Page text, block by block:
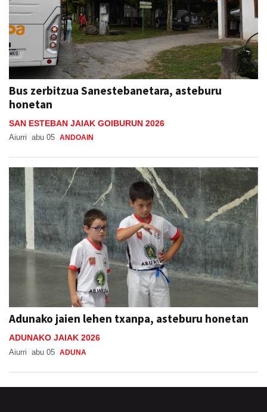
Bus zerbitzua Sanestebanetara, asteburu
honetan
SAN ESTEBAN JAIAK GOIBURUN 2026
Aiurri abu 05 ANDOAIN
Adunako jaien lehen txanpa, asteburu honetan
ADUNAKO JAIAK 2026
Aiurri abu 05 ADUNA